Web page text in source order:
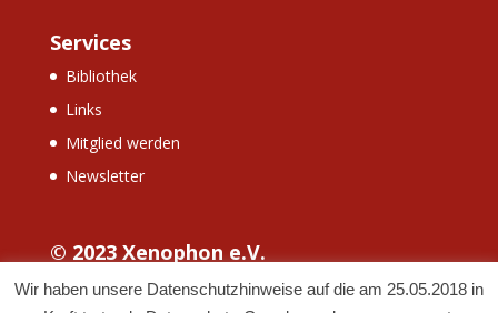
Services
Bibliothek
Links
Mitglied werden
Newsletter
© 2023 Xenophon e.V.
Wir haben unsere Datenschutzhinweise auf die am 25.05.2018 in